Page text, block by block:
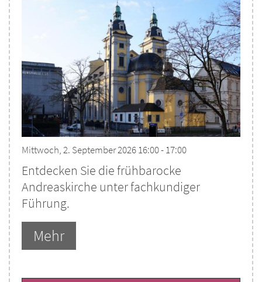
Mittwoch, 2. September 2026 16:00 - 17:00
Entdecken Sie die frühbarocke
Andreaskirche unter fachkundiger
Führung.
Mehr